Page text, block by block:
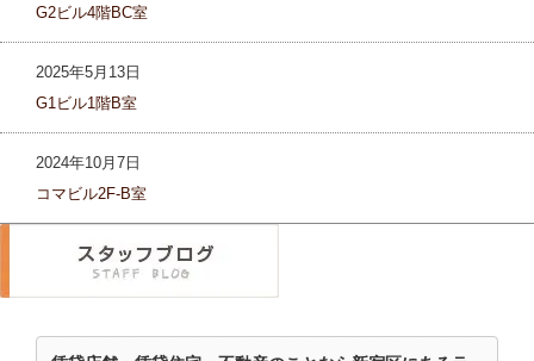
G2ビル4階BC室
2025年5月13日
G1ビル1階B室
2024年10月7日
コマビル2F-B室